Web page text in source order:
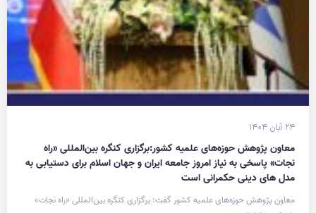
۲۴ آبان ۱۴۰۴
معاون پژوهش حوزه‌های علمیه کشور:برگزاری کنگره بین‌المللی «راه
نجات» پاسخی به نیاز امروز جامعه ایران و جهان اسلام برای دستیابی به
مدل های دینی حکمرانی است
معاون پژوهش حوزه‌های علمیه کشور گفت: برگزاری کنگره بین‌المللی «راه نجات»